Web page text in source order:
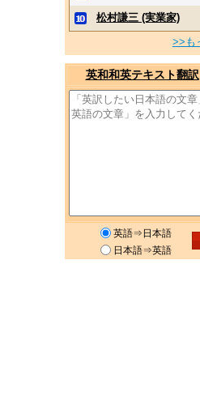
松村謙三 (実業家)
>>も
英和和英テキスト翻訳
英語⇒日本語
日本語⇒英語